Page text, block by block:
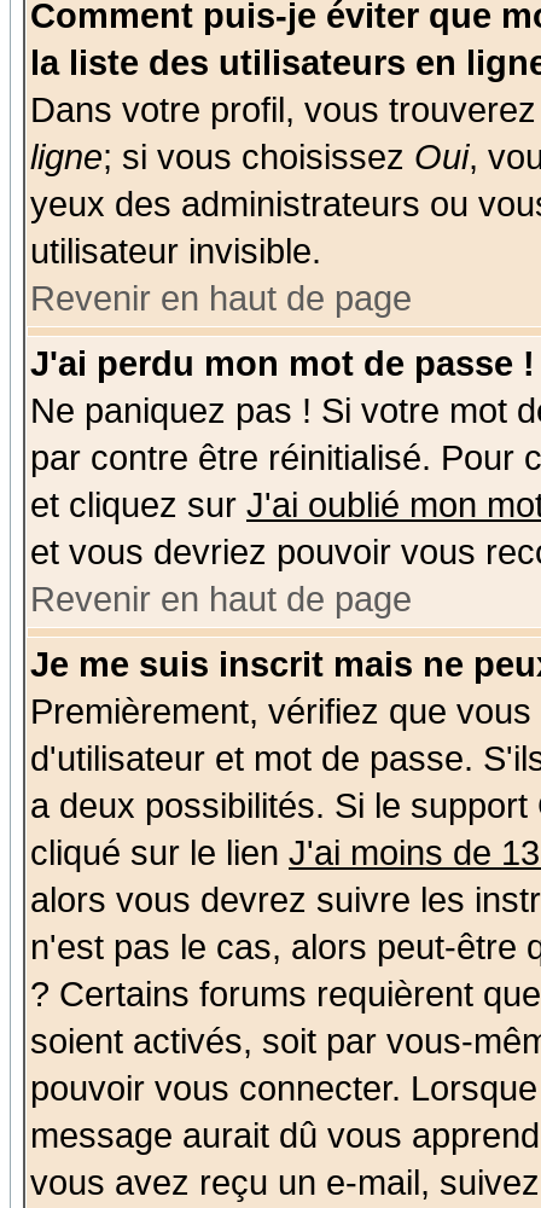
Comment puis-je éviter que
la liste des utilisateurs en
Dans votre profil, vous
ligne; si vous choisissez Oui,
yeux des administrateurs ou
utilisateur invisible.
Revenir en haut de page
J'ai perdu mon mot de passe !
Ne paniquez pas ! Si votre mot
par contre être réinitialisé. Pour
et cliquez sur J'ai oublié mon
et vous devriez pouvoir vous
Revenir en haut de page
Je me suis inscrit mais ne
Premièrement, vérifiez que
d'utilisateur et mot de passe.
a deux possibilités. Si le
cliqué sur le lien J'ai moins de
alors vous devrez suivre les
n'est pas le cas, alors peut-être
? Certains forums requièrent
soient activés, soit par vous-
pouvoir vous connecter.
message aurait dû vous
vous avez reçu un e-mail,